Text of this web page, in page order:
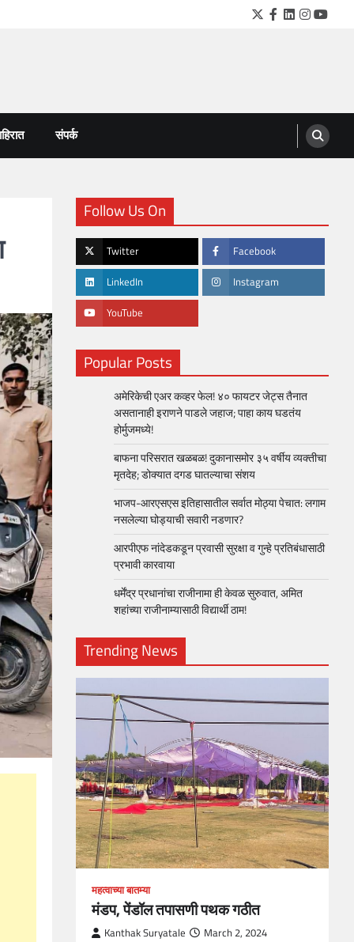
Twitter
Facebook
LinkedIn
संपर्क
Follow Us On
Twitter Facebook
LinkedIn Instagram
YouTube
Popular Posts
अमेरिकेची एअर कव्हर फेल! ४० फायटर जेट्स तैनात
असतानाही इराणने पाडले जहाज; पाहा काय घडतंय
होर्मुजमध्ये!
बाफना परिसरात खळबळ! दुकानासमोर ३५ वर्षीय व्यक्तीचा
मृतदेह; डोक्यात दगड घातल्याचा संशय
भाजप-आरएसएस इतिहासातील सर्वात मोठ्या पेचात: लगाम
नसलेल्या घोड्याची सवारी नडणार?
आरपीएफ नांदेडकडून प्रवासी सुरक्षा व गुन्हे प्रतिबंधासाठी
प्रभावी कारवाया
धर्मेंद्र प्रधानांचा राजीनामा ही केवळ सुरुवात, अमित
शहांच्या राजीनाम्यासाठी विद्यार्थी ठाम!
Trending News
Skills
महत्वाच्या बातम्या
मंडप, पेंडॉल तपासणी पथक गठीत
Kanthak Suryatale March 2, 2024